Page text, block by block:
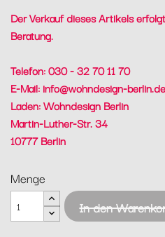
Der Verkauf dieses Artikels
Beratung.
Telefon: 030 - 32 70 11 70
E-Mail: info@wohndesign-berlin.de
Laden: Wohndesign Berlin
Martin-Luther-Str. 34
10777 Berlin
Menge
In den